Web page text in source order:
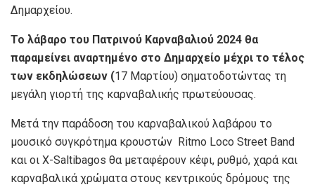
Δημαρχείου.
Το λάβαρο του Πατρινού Καρναβαλιού 2024 θα
παραμείνει αναρτημένο στο Δημαρχείο μέχρι το τέλος
των εκδηλώσεων (17 Μαρτίου) σηματοδοτώντας τη
μεγάλη γιορτή της καρναβαλικής πρωτεύουσας.
Μετά την παράδοση του καρναβαλικού λαβάρου το
μουσικό συγκρότημα κρουστών Ritmo Loco Street Band
και οι X-Saltibagos θα μεταφέρουν κέφι, ρυθμό, χαρά και
καρναβαλικά χρώματα στους κεντρικούς δρόμους της